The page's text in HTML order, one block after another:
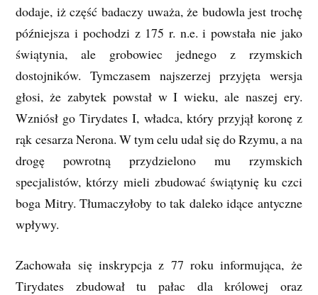
dodaje, iż część badaczy uważa, że budowla jest trochę
późniejsza i pochodzi z 175 r. n.e. i powstała nie jako
świątynia, ale grobowiec jednego z rzymskich
dostojników. Tymczasem najszerzej przyjęta wersja
głosi, że zabytek powstał w I wieku, ale naszej ery.
Wzniósł go Tirydates I, władca, który przyjął koronę z
rąk cesarza Nerona. W tym celu udał się do Rzymu, a na
drogę powrotną przydzielono mu rzymskich
specjalistów, którzy mieli zbudować świątynię ku czci
boga Mitry. Tłumaczyłoby to tak daleko idące antyczne
wpływy.
Zachowała się inskrypcja z 77 roku informująca, że
Tirydates zbudował tu pałac dla królowej oraz